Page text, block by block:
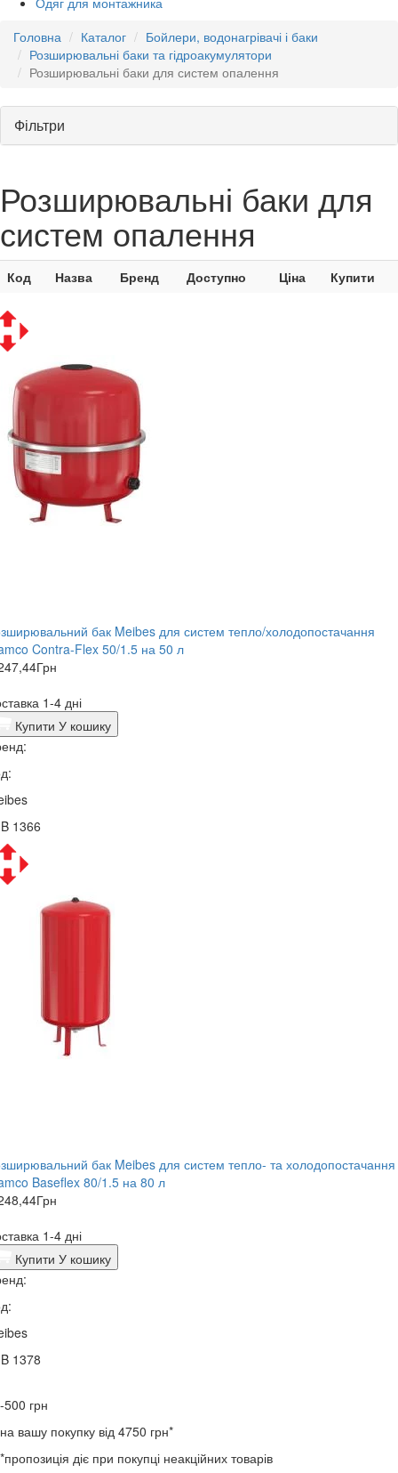
Головна
Каталог
Бойлери, водонагрівачі і баки
Розширювальні баки та гідроакумулятори
Розширювальні баки для систем опалення
Фільтри
Розширювальні баки для
систем опалення
Код Назва Бренд Доступно Ціна Купити
бак Meibes для систем тепло/холодопостачання
Contra-Flex 50/1.5 на 50 л
Грн
1-4 дні
Купити У кошику
1366
бак Meibes для систем тепло- та холодопостачання
Baseflex 80/1.5 на 80 л
Грн
1-4 дні
Купити У кошику
1378
-500 грн
на вашу покупку від 4750 грн*
*пропозиція діє при покупці неакційних товарів